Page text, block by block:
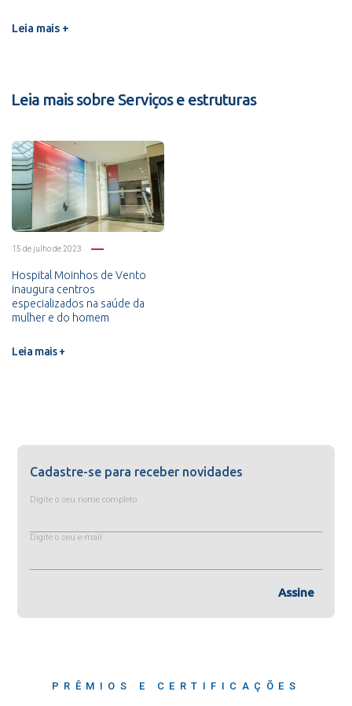
Leia mais +
Leia mais sobre Serviços e estruturas
15 de julho de 2023
Hospital Moinhos de Vento
inaugura centros
especializados na saúde da
mulher e do homem
Leia mais +
Cadastre-se para receber novidades
Digite o seu nome completo
Digite o seu e-mail
Assine
PRÊMIOS E CERTIFICAÇÕES